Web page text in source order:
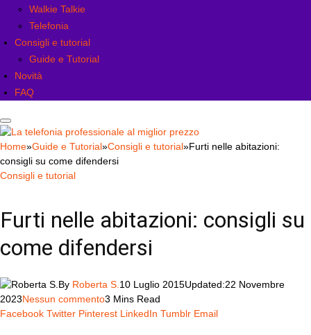
Walkie Talkie
Telefonia
Consigli e tutorial
Guide e Tutorial
Novità
FAQ
Home»Guide e Tutorial»Consigli e tutorial»Furti nelle abitazioni:
consigli su come difendersi
Consigli e tutorial
Furti nelle abitazioni: consigli su
come difendersi
By Roberta S. 10 Luglio 2015Updated:22 Novembre
2023Nessun commento3 Mins Read
Facebook Twitter Pinterest LinkedIn Tumblr Email